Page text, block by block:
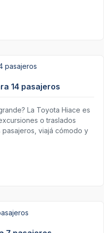
14 pasajeros
La Toyota Hiace es
o traslados
pasajeros, viajá cómodo y